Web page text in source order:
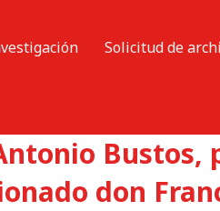
Solicitud de
Bustos,
don